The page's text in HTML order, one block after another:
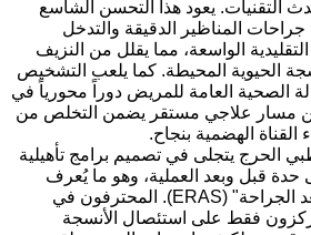
التقنيات. يعود هذا التحسن الشاسع
جراحات المناظير الدقيقة والتدخل
الواسعة، مما يقلل من النزيف
الحيوية المحيطة. كما يلعب التشخيص
الصحية العامة للمريض دوراً محورياً في
مسار علاجي مستقر يضمن التخلص من
القناة الهضمية بنجاح.
الحرج يتجلى في تصميم برامج تأهيلية
قبل وبعد العملية، وهو ما يُعرف
بنظام "التعافي السريع بعد الجراحة" (ERAS). المحترفون في
فقط على استئصال الأنسجة